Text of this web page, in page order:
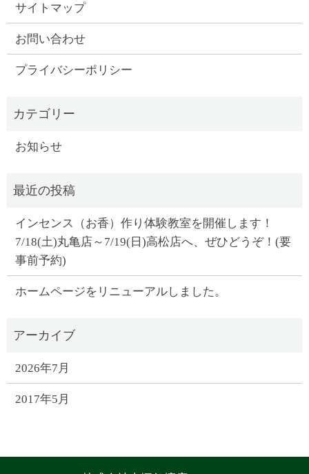
サイトマップ
お問い合わせ
プライバシーポリシー
お知らせ
インセンス（お香）作り体験教室を開催します！
7/18(土)丸亀店～7/19(日)高松店へ、ぜひどうぞ！(要
事前予約)
ホームページをリニューアルしました。
2026年7月
2017年5月